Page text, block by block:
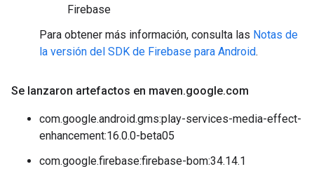
Firebase
Para obtener más información, consulta las Notas de
la versión del SDK de Firebase para Android.
Se lanzaron artefactos en maven.google.com
com.google.android.gms:play-services-media-effect-
enhancement:16.0.0-beta05
com.google.firebase:firebase-bom:34.14.1